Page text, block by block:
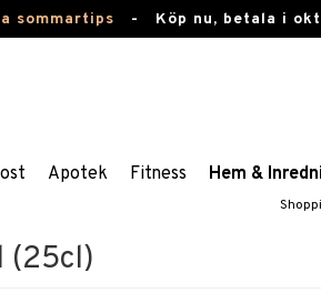
sommartips - Köp nu, betala i
Apotek Fitness Hem &
(25cl)